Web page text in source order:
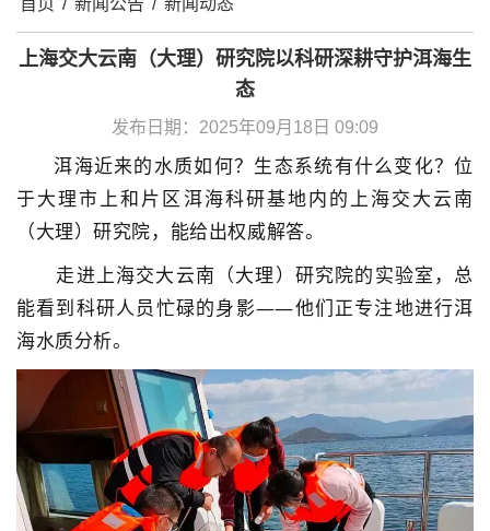
上海交大云南（大理）研究院以科研深耕守护洱海生
态
发布日期：2025年09月18日 09:09
洱海近来的水质如何？生态系统有什么变化？位
于大理市上和片区洱海科研基地内的上海交大云南
（大理）研究院，能给出权威解答。
走进上海交大云南（大理）研究院的实验室，总
能看到科研人员忙碌的身影——他们正专注地进行洱
海水质分析。